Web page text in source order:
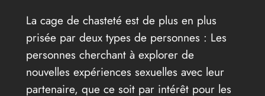
La cage de chasteté est de plus en plus
prisée par deux types de personnes : Les
personnes cherchant à explorer de
nouvelles expériences sexuelles avec leur
partenaire, que ce soit par intérêt pour les